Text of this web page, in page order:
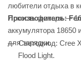
любители отдыха в
Яркость фонаря —
аккумулятора 18650
для зарядки.
Производитель:
Светодиод: Cree
Flood Light.